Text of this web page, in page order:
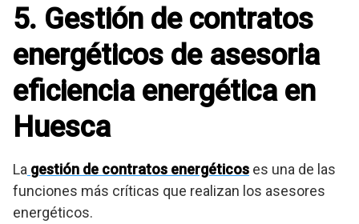
5. Gestión de contratos
energéticos de asesoria
eficiencia energética en
Huesca
La gestión de contratos energéticos es una de las
funciones más críticas que realizan los asesores
energéticos.